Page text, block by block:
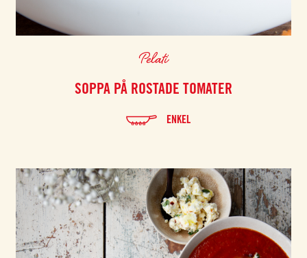
Pelati
SOPPA PÅ ROSTADE TOMATER
ENKEL